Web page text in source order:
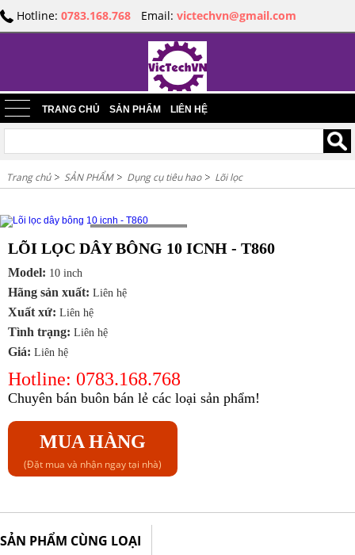
Hotline: 0783.168.768 Email: victechvn@gmail.com
TRANG CHỦ SẢN PHẨM LIÊN HỆ
Trang chủ SẢN PHẨM Dụng cụ tiêu hao Lõi lọc
LÕI LỌC DÂY BÔNG 10 ICNH - T860
Model: 10 inch
Hãng sản xuất: Liên hệ
Xuất xứ: Liên hệ
Tình trạng: Liên hệ
Giá: Liên hệ
Hotline: 0783.168.768
Chuyên bán buôn bán lẻ các loại sản phẩm!
MUA HÀNG
(Đặt mua và nhận ngay tại nhà)
SẢN PHẨM CÙNG LOẠI